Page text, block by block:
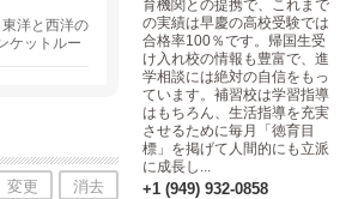
洋と西洋の
ケットルー
変更 消去
育機関との提携で、これまで
の実績は早慶の高校受験では
合格率100％です。帰国生受
け入れ校の情報も豊富で、進
学相談には絶対の自信をもっ
ています。補習校は学習指導
はもちろん、生活指導を充実
させるために毎月「徳育目
標」を掲げて人間的にも立派
に成長し...
+1 (949) 932-0858